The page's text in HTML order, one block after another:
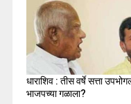
धाराशिव : तीस वर्षे सत्ता
भाजपच्या गळाला?